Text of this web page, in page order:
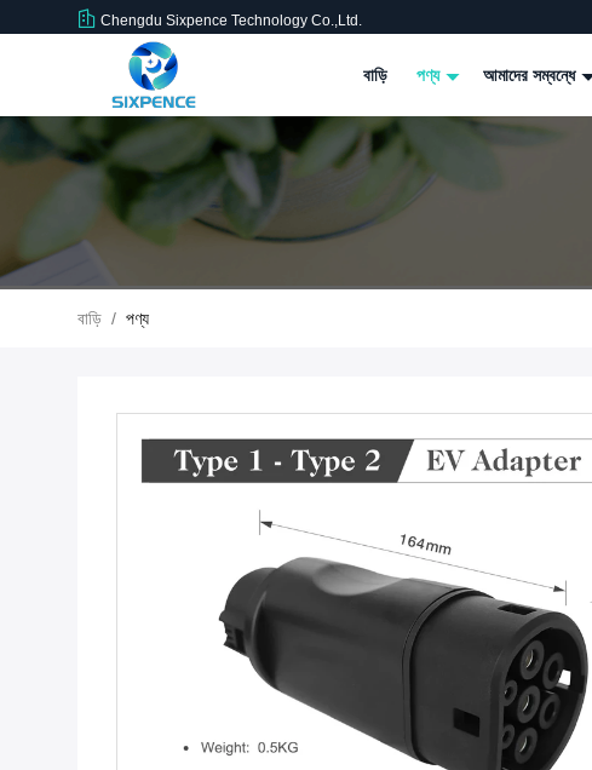
Chengdu Sixpence Technology Co.,Ltd.
বাড়ি পণ্য আমাদের সম্বন্ধে
বাড়ি / পণ্য